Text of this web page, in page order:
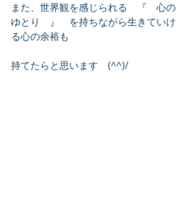
また、世界観を感じられる　『　心の
ゆとり　』　を持ちながら生きていけ
る心の余裕も
持てたらと思います　(^^)/